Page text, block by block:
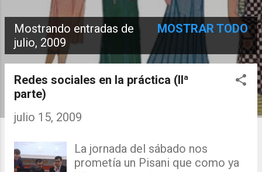
n
a
d
Mostrando entradas de
julio, 2009
MOSTRAR TODO
Redes sociales en la práctica (IIª
parte)
julio 15, 2009
La jornada del sábado nos
prometía un Pisani que como ya